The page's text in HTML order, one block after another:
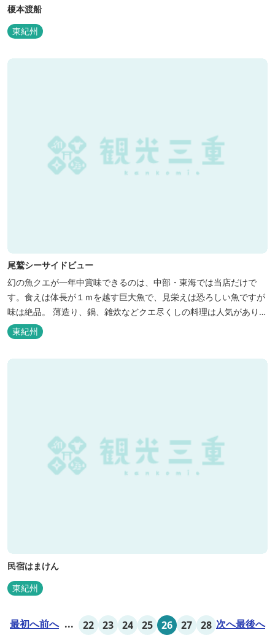
榎本渡船
東紀州
尾鷲シーサイドビュー
幻の魚クエが一年中賞味できるのは、中部・東海では当店だけで
す。食えは体長が１ｍを越す巨大魚で、見栄えは恐ろしい魚ですが
味は絶品。 薄造り、鍋、雑炊などクエ尽くしの料理は人気がありま
す。ぜひご賞味ください（料理だけでも歌。また、宿泊者には船で
の無料遊覧サービス（１時間）を行ないます。
東紀州
民宿はまけん
東紀州
最初へ前へ ... 22 23 24 25 26 27 28 次へ最後へ